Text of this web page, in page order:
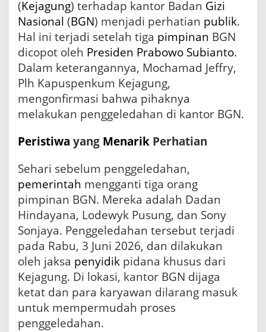
a
n
g
y
a
n
g
e
g
e
o
h
k
a
n
(Kejagung) terhadap kantor Badan Gizi
Nasional (BGN) menjadi perhatian publik.
Hal ini terjadi setelah tiga pimpinan BGN
dicopot oleh Presiden Prabowo Subianto.
Dalam keterangannya, Mochamad Jeffry,
Plh Kapuspenkum Kejagung,
mengonfirmasi bahwa pihaknya
melakukan penggeledahan di kantor BGN.
Peristiwa yang Menarik Perhatian
Sehari sebelum penggeledahan,
pemerintah mengganti tiga orang
pimpinan BGN. Mereka adalah Dadan
Hindayana, Lodewyk Pusung, dan Sony
Sonjaya. Penggeledahan tersebut terjadi
pada Rabu, 3 Juni 2026, dan dilakukan
oleh jaksa penyidik pidana khusus dari
Kejagung. Di lokasi, kantor BGN dijaga
ketat dan para karyawan dilarang masuk
untuk mempermudah proses
penggeledahan.